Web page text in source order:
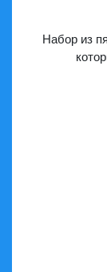
Набор из